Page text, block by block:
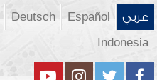
عربي Español
Deutsch
Indonesia